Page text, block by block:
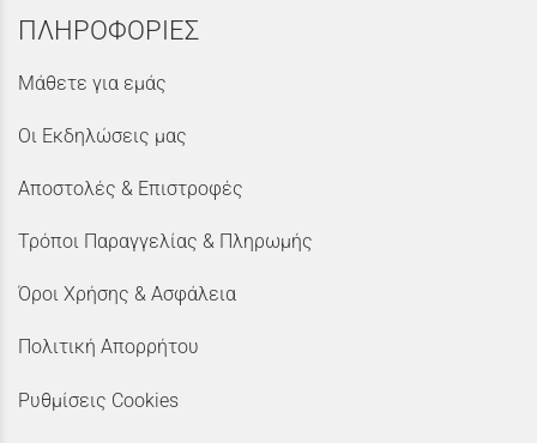
ΠΛΗΡΟΦΟΡΙΕΣ
Μάθετε για εμάς
Οι Εκδηλώσεις μας
Αποστολές & Επιστροφές
Τρόποι Παραγγελίας & Πληρωμής
Όροι Χρήσης & Ασφάλεια
Πολιτική Απορρήτου
Ρυθμίσεις Cookies